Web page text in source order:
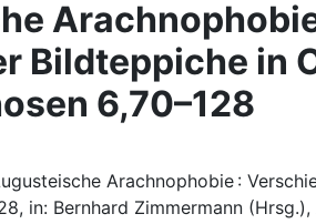
Bildteppiche in
6,70–128
Arachnophobie :
in: Bernhard Zimmermann (Hrsg.),